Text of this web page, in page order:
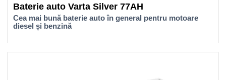
Baterie auto Varta Silver 77AH
Cea mai bună baterie auto în general pentru motoare
diesel și benzină